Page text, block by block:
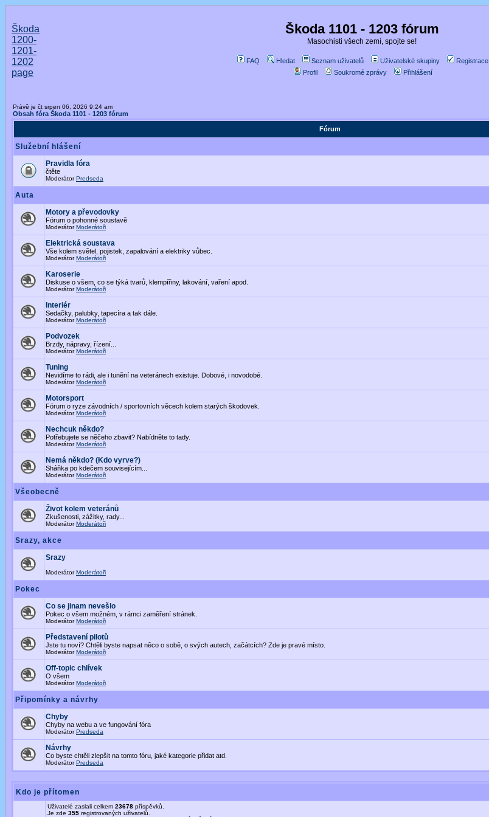
Škoda
1200-
1201-
1202
page
Škoda 1101 - 1203 fórum
Masochisti všech zemí, spojte se!
FAQ Hledat Seznam uživatelů Uživatelské skupiny
Registrace
Profil
Soukromé zprávy Přihlášení
Právě je čt srpen 06, 2026 9:24 am
Obsah fóra Škoda 1101 - 1203 fórum
Fórum
Služební hlášení
Pravidla fóra
čtěte
ModerátorPredseda
Auta
Motory a převodovky
Fórum o pohonné soustavě
ModerátorModerátoři
Elektrická soustava
Vše kolem světel, pojistek, zapalování a elektriky vůbec.
ModerátorModerátoři
Karoserie
Diskuse o všem, co se týká tvarů, klempířiny, lakování, vaření apod.
ModerátorModerátoři
Interiér
Sedačky, palubky, tapecíra a tak dále.
ModerátorModerátoři
Podvozek
Brzdy, nápravy, řízení...
ModerátorModerátoři
Tuning
Nevidíme to rádi, ale i tunění na veteránech existuje. Dobové, i novodobé.
ModerátorModerátoři
Motorsport
Fórum o ryze závodních / sportovních věcech kolem starých škodovek.
ModerátorModerátoři
Nechcuk někdo?
Potřebujete se něčeho zbavit? Nabídněte to tady.
ModerátorModerátoři
Nemá někdo? (Kdo vyrve?)
Sháňka po kdečem souvisejícím...
ModerátorModerátoři
Všeobecně
Život kolem veteránů
Zkušenosti, zážitky, rady...
ModerátorModerátoři
Srazy, akce
Srazy
ModerátorModerátoři
Pokec
Co se jinam nevešlo
Pokec o všem možném, v rámci zaměření stránek.
ModerátorModerátoři
Představení pilotů
Jste tu noví? Chtěli byste napsat něco o sobě, o svých autech, začátcích? Zde je pravé místo.
ModerátorModerátoři
Off-topic chlívek
O všem
ModerátorModerátoři
Připomínky a návrhy
Chyby
Chyby na webu a ve fungování fóra
ModerátorPredseda
Návrhy
Co byste chtěli zlepšit na tomto fóru, jaké kategorie přidat atd.
ModerátorPredseda
Kdo je přítomen
Uživatelé zaslali celkem 23678 příspěvků.
Je zde 355 registrovaných uživatelů.